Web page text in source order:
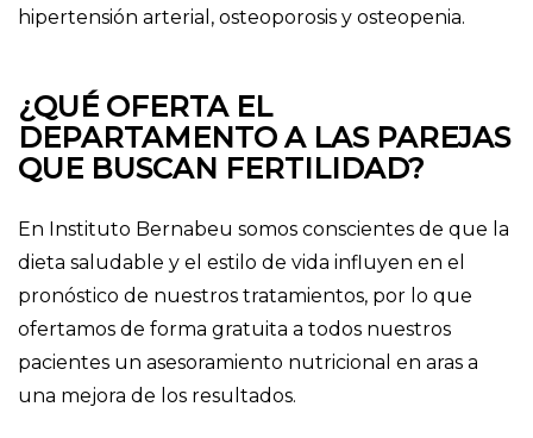
hipertensión arterial, osteoporosis y osteopenia.
¿QUÉ OFERTA EL
DEPARTAMENTO A LAS PAREJAS
QUE BUSCAN FERTILIDAD?
En Instituto Bernabeu somos conscientes de que la
dieta saludable y el estilo de vida influyen en el
pronóstico de nuestros tratamientos, por lo que
ofertamos de forma gratuita a todos nuestros
pacientes un asesoramiento nutricional en aras a
una mejora de los resultados.